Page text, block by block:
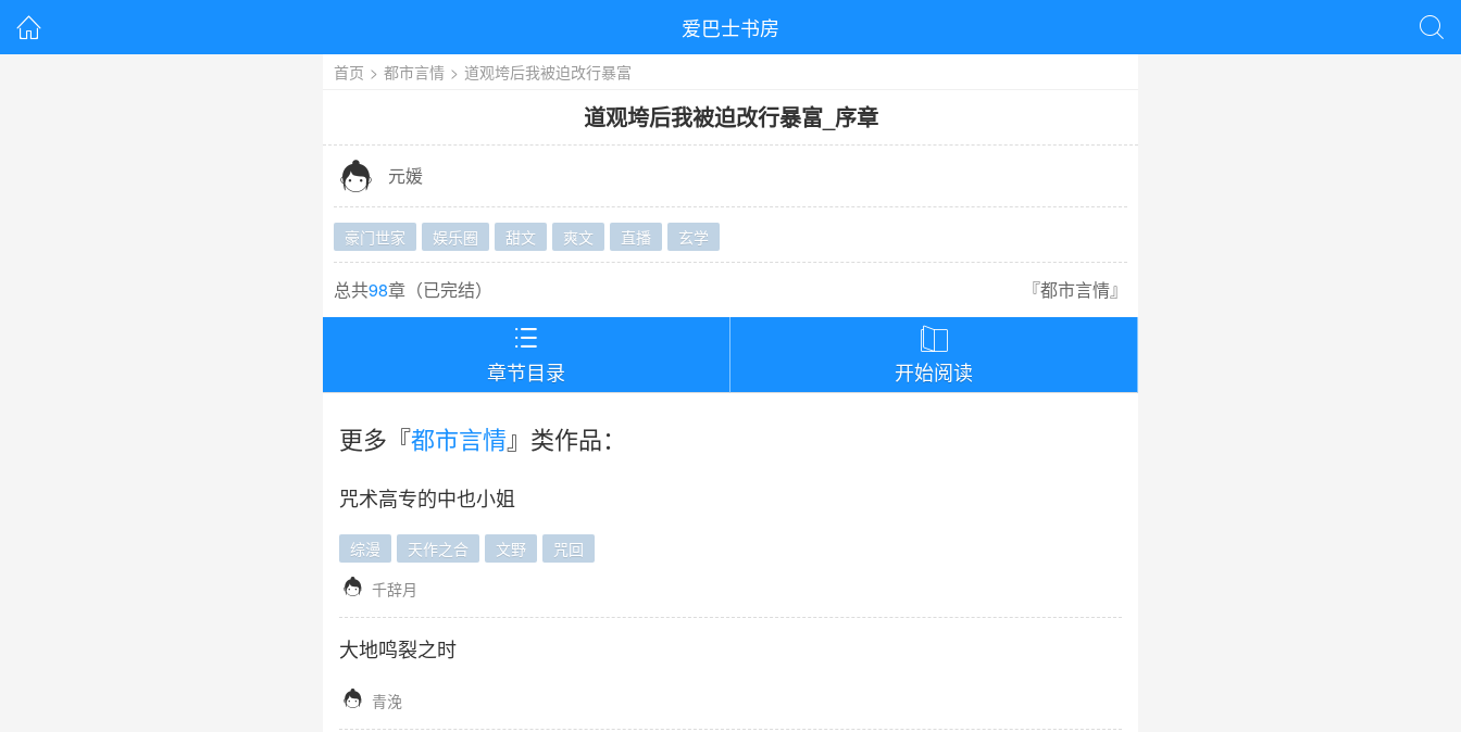
 爱巴士书房 
首页 > 都市言情 > 道观垮后我被迫改行暴富
道观垮后我被迫改行暴富_ 序章
 元媛
豪门世家 娱乐圈 甜文 爽文 直播 玄学
总共98章（已完结） 『都市言情』

章节目录

开始阅读
更多『都市言情』类作品：
咒术高专的中也小姐
综漫 天作之合 文野 咒回
 千辞月
大地鸣裂之时
 青浼